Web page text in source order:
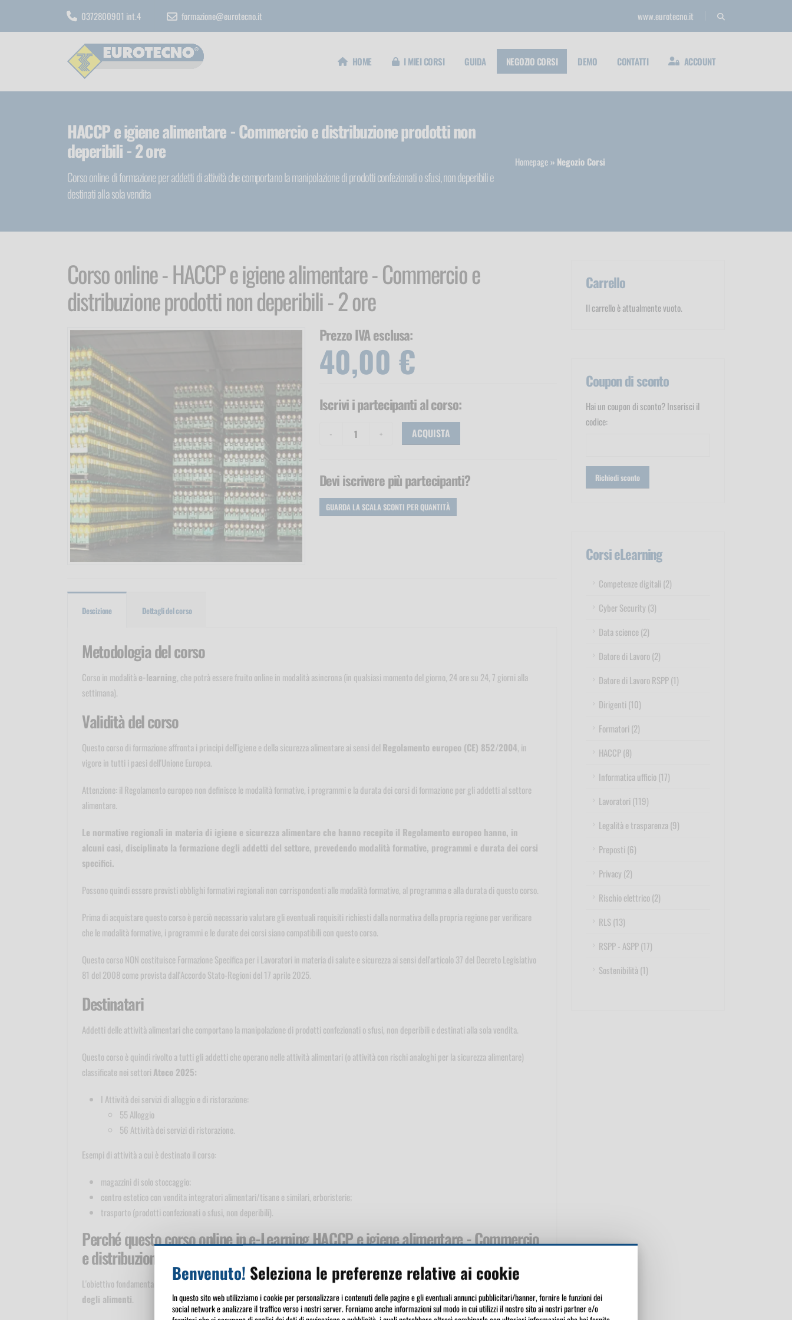
0372800901 int.4 formazione@eurotecno.it www.eurotecno.it
HOME I MIEI CORSI GUIDA NEGOZIO CORSI DEMO CONTATTI ACCOUNT
HACCP e igiene alimentare - Commercio e distribuzione prodotti non
deperibili - 2 ore
Corso online di formazione per addetti di attività che comportano la manipolazione di prodotti confezionati o sfusi, non deperibili e
destinati alla sola vendita
Homepage Negozio Corsi
Corso online - HACCP e igiene alimentare - Commercio e
distribuzione prodotti non deperibili - 2 ore
Prezzo IVA esclusa:
40,00 €
Iscrivi i partecipantial corso:
ACQUISTA
Devi iscrivere più partecipanti?
GUARDA LA SCALA SCONTI PER QUANTITÀ
Descizione Dettagli del corso
Metodologia del corso
Corso in modalità e-learning, che potrà essere fruito online in modalità asincrona (in qualsiasi momento del giorno, 24 ore su 24, 7 giorni alla
settimana).
Validità del corso
Questo corso di formazione affronta i principi dell'igiene e della sicurezza alimentare ai sensi del Regolamento europeo (CE) 852/2004, in
vigore in tutti i paesi dell'Unione Europea.
Attenzione: il Regolamento europeo non definisce le modalità formative, i programmi e la durata dei corsi di formazione per gli addetti al settore
alimentare.
Le normative regionali in materia di igiene e sicurezza alimentare che hanno recepito il Regolamento europeo hanno, in
alcuni casi, disciplinato la formazione degli addetti del settore, prevedendo modalità formative, programmi e durata dei corsi
specifici.
Possono quindi essere previsti obblighi formativi regionali non corrispondenti alle modalità formative, al programma e alla durata di questo corso.
Prima di acquistare questo corso è perciò necessario valutare gli eventuali requisiti richiesti dalla normativa della propria regione per verificare
che le modalità formative, i programmi e le durate dei corsi siano compatibili con questo corso.
Questo corso NON costituisce Formazione Specifica per i Lavoratori in materia di salute e sicurezza ai sensi dell'articolo 37 del Decreto Legislativo
81 del 2008 come prevista dall'Accordo Stato-Regioni del 17 aprile 2025.
Destinatari
Addetti delle attività alimentari che comportano la manipolazione di prodotti confezionati o sfusi, non deperibili e destinati alla sola vendita.
Questo corso è quindi rivolto a tutti gli addetti che operano nelle attività alimentari (o attività con rischi analoghi per la sicurezza alimentare)
classificate nei settori Ateco 2025:
I Attività dei servizi di alloggio e di ristorazione:
55 Alloggio
56 Attività dei servizi di ristorazione.
Esempi di attività a cui è destinato il corso:
magazzini di solo stoccaggio;
centro estetico con vendita integratori alimentari/tisane e similari, erboristerie;
trasporto (prodotti confezionati o sfusi, non deperibili).
Perché questo corso online in e-Learning HACCP e igiene alimentare - Commercio
e distribuzione prodotti non deperibili - 2 ore
L'obiettivo fondamentale delle norme d'igiene è di garantire un elevato livello di tutela dei consumatori con riguardo alla igiene e sicurezza
degli alimenti.
Carrello
Il carrello è attualmente vuoto.
Coupon di sconto
Hai un coupon di sconto? Inserisci il
codice:
Corsi eLearning
Competenze digitali (2)
Cyber Security (3)
Data science (2)
Datore di Lavoro (2)
Datore di Lavoro RSPP (1)
Dirigenti (10)
Formatori (2)
HACCP (8)
Informatica ufficio (17)
Lavoratori (119)
Legalità e trasparenza (9)
Preposti (6)
Privacy (2)
Rischio elettrico (2)
RLS (13)
RSPP - ASPP (17)
Sostenibilità (1)
Benvenuto! Seleziona le preferenze relative ai cookie
In questo sito web utilizziamo i cookie per personalizzare i contenuti delle pagine e gli eventuali annunci pubblicitari/banner, fornire le funzioni dei
social network e analizzare il traffico verso i nostri server. Forniamo anche informazioni sul modo in cui utilizzi il nostro sito ai nostri partner e/o